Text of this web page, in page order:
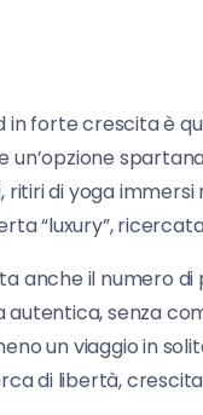
in forte crescita è
un’opzione
ritiri di yoga
“luxury”,
anche il numero
autentica, senza
un viaggio in
di libertà,